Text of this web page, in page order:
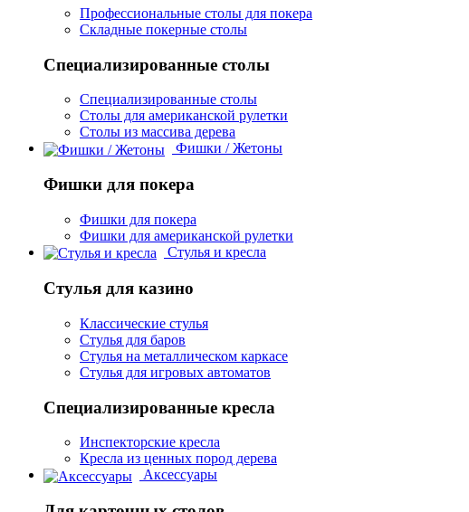
Профессиональные столы для покера
Складные покерные столы
Специализированные столы
Специализированные столы
Столы для американской рулетки
Столы из массива дерева
Фишки / Жетоны
Фишки для покера
Фишки для покера
Фишки для американской рулетки
Стулья и кресла
Стулья для казино
Классические стулья
Стулья для баров
Стулья на металлическом каркасе
Стулья для игровых автоматов
Специализированные кресла
Инспекторские кресла
Кресла из ценных пород дерева
Аксессуары